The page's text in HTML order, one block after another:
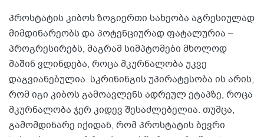
პროსტატის კიბოს ზოგიერთი სახეობა აგრესიულად
მიმდინარეობს და პოტენციურად ფატალურია –
პროგრესირებს, მაგრამ სიმპტომები მხოლოდ
მაშინ ვლინდება, როცა მკურნალობა უკვე
დაგვიანებულია. სკრინინგის უპირატესობა ის არის,
რომ იგი კიბოს გამოავლენს ადრეულ ეტაპზე, როცა
მკურნალობა ჯერ კიდევ შესაძლებელია. თუმცა,
გამომდინარე იქიდან, რომ პროსტატის ბევრი